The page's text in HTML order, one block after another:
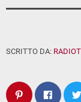
SCRITTO DA: